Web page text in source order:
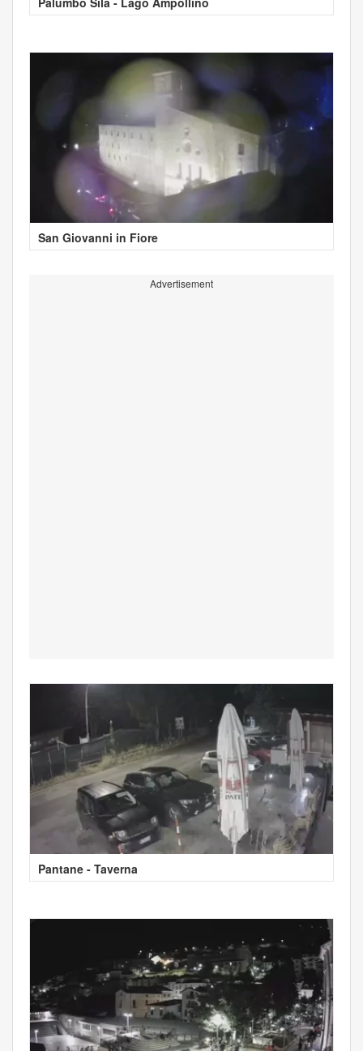
San Giovanni in Fiore
Advertisement
Pantane - Taverna